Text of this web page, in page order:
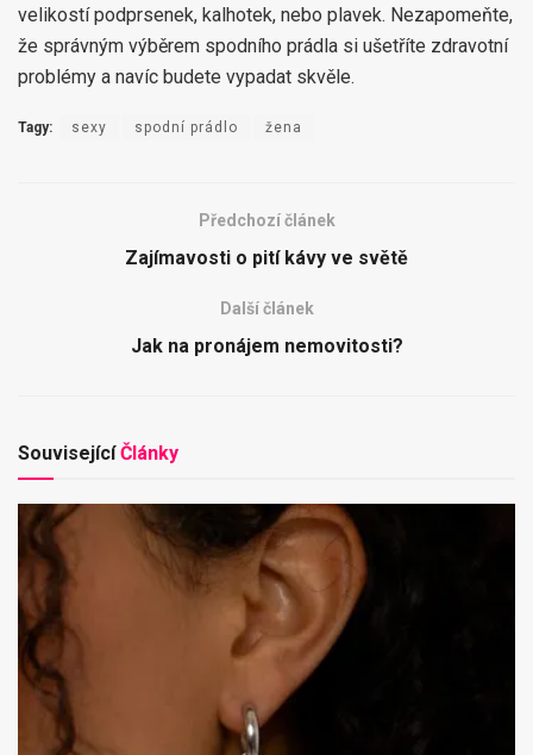
velikostí podprsenek, kalhotek, nebo plavek. Nezapomeňte,
že správným výběrem spodního prádla si ušetříte zdravotní
problémy a navíc budete vypadat skvěle.
Tagy: sexy spodní prádlo žena
Předchozí článek
Zajímavosti o pití kávy ve světě
Další článek
Jak na pronájem nemovitosti?
SouvisejícíČlánky